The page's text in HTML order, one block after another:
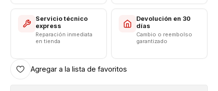
Servicio técnico
express
Reparación inmediata
en tienda
Devolución en 30
días
Cambio o reembolso
garantizado
Agregar a la lista de favoritos